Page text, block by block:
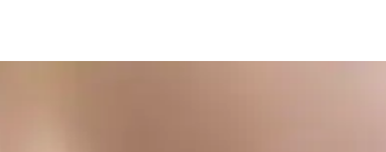
Yönelik Doğal Katı Şampuan Ürünü
doğal içerikleri ve pratik kullanımıyla saç ve sakal